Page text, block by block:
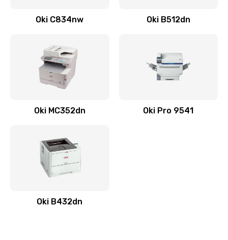
Oki C834nw Oki B512dn
Oki MC352dn Oki Pro 9541
Oki B432dn